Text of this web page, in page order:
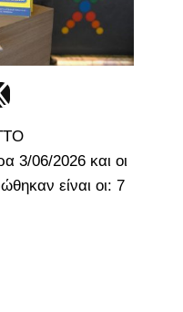
3/06/2026 και οι
είναι οι: 7